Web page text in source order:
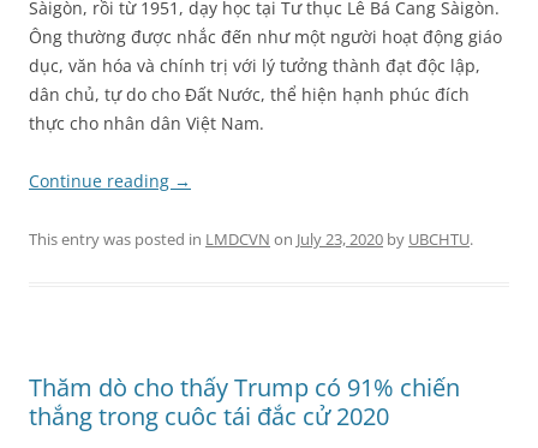
Sàigòn, rồi từ 1951, dạy học tại Tư thục Lê Bá Cang Sàigòn.
Ông thường được nhắc đến như một người hoạt động giáo
dục, văn hóa và chính trị với lý tưởng thành đạt độc lập,
dân chủ, tự do cho Đất Nước, thể hiện hạnh phúc đích
thực cho nhân dân Việt Nam.
Continue reading →
This entry was posted in LMDCVN on July 23, 2020 by UBCHTU.
Thăm dò cho thấy Trump có 91% chiến
thắng trong cuôc tái đắc cử 2020